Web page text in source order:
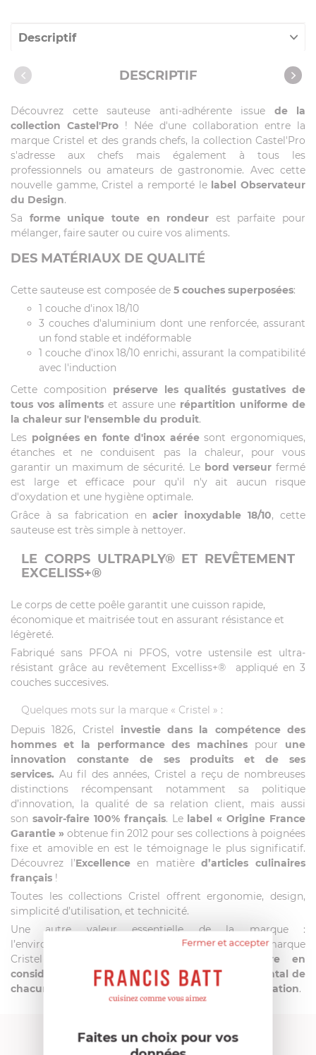
Descriptif
Caractéristiques
DESCRIPTIF
Découvrez cette sauteuse anti-adhérente issue de la
collection Castel'Pro ! Née d'une collaboration entre la
marque Cristel et des grands chefs, la collection Castel'Pro
s'adresse aux chefs mais également à tous les
professionnels ou amateurs de gastronomie. Avec cette
nouvelle gamme, Cristel a remporté le label Observateur
du Design.
Sa forme unique toute en rondeur est parfaite pour
mélanger, faire sauter ou cuire vos aliments.
DES MATÉRIAUX DE QUALITÉ
Cette sauteuse est composée de 5 couches superposées:
1 couche d'inox 18/10
3 couches d'aluminium dont une renforcée, assurant
un fond stable et indéformable
1 couche d'inox 18/10 enrichi, assurant la compatibilité
avec l'induction
Cette composition préserve les qualités gustatives de
tous vos alimentset assure une répartition uniforme de
la chaleur sur l'ensemble du produit.
Les poignées en fonte d'inox aéréesont ergonomiques,
étanches et ne conduisent pas la chaleur, pour vous
garantir un maximum de sécurité. Lebord verseur fermé
est large et efficace pour qu'il n'y ait aucun risque
d'oxydation et une hygiène optimale.
Grâce à sa fabrication enacier inoxydable 18/10, cette
sauteuse est très simple à nettoyer.
LE CORPS ULTRAPLY® ET REVÊTEMENT
EXCELISS+®
Le corps de cette poêle garantit une cuisson rapide,
économique et maitrisée tout en assurant résistance et
légèreté.
Fabriqué sans PFOA ni PFOS, votre ustensile est ultra-
résistant grâce au revêtement Excelliss+® appliqué en 3
couches succesives.
Quelques mots sur la marque « Cristel » :
Depuis 1826, Cristel investie dans la compétence des
hommes et la performance des machines pour une
innovation constante de ses produits et de ses
services. Au fil des années, Cristel a reçu de nombreuses
distinctions récompensant notamment sa politique
d’innovation, la qualité de sa relation client, mais aussi
son savoir-faire 100% français. Le label
« Origine France
Garantie » obtenue fin 2012 pour ses collections à poignées
fixe et amovible en est le témoignage le plus significatif.
Découvrez l’Excellenceen matièred’articles culinaires
français !
Toutes les collections Cristel offrent ergonomie, design,
simplicité d’utilisation, et technicité.
Une autre valeur essentielle de la marque :
l’environnement.
Depuis plus de 20 ansdéjà, la marque
Cristel met
un point d’honneur à prendre en
considération et respecter l’impact environnemental de
chacun de ses produits de la conception à la réalisation.
FRANCIS BATT RECOMMANDE
Fermer et accepter
Faites un choix pour vos